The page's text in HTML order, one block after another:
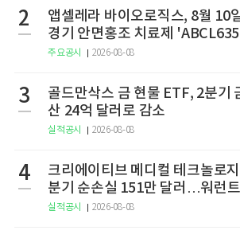
2
앱셀레라 바이오로직스, 8월 10
경기 안면홍조 치료제
상 2상 결과 발표
주요공시 2026-08-08
3
골드만삭스 금 현물 ETF, 2분기
산 24억 달러로 감소
실적공시 2026-08-08
4
크리에이티브 메디컬 테크놀로
분기 순손실 151만 달러…워런
사로 446만 달러 조달
실적공시 2026-08-08